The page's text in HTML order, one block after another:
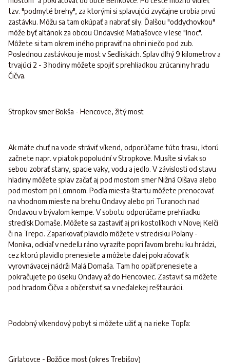
tzv. "podmyté brehy", za ktorými si splavujúci zvyčajne urobia prvú
zastávku. Môžu sa tam okúpať a nabrať sily. Ďalšou "oddychovkou"
môže byť altánok za obcou Ondavské Matiašovce v lese "Inoc".
Môžete si tam okrem iného pripraviť na ohni niečo pod zub.
Poslednou zastávkou je most v Sedliskách. Splav dlhý 9 kilometrov a
trvajúci 2 - 3 hodiny môžete spojiť s prehliadkou zrúcaniny hradu
Čičva.
Stropkov smer Bokša - Hencovce, žltý most
Ak máte chuť na vode stráviť víkend, odporúčame túto trasu, ktorú
začnete napr. v piatok popoludní v Stropkove. Musíte si však so
sebou zobrať stany, spacie vaky, vodu a jedlo. V závislosti od stavu
hladiny môžete splav začať aj pod mostom smer Nižná Olšava alebo
pod mostom pri Lomnom. Podľa miesta štartu môžete prenocovať
na vhodnom mieste na brehu Ondavy alebo pri Turanoch nad
Ondavou v bývalom kempe. V sobotu odporúčame prehliadku
stredísk Domaše. Môžete sa zastaviť aj pri kostolíkoch v Novej Kelči
či na Trepci. Zaparkovať plavidlo môžete v stredisku Poľany -
Monika, odkiaľ v nedeľu ráno vyrazíte popri ľavom brehu ku hrádzi,
cez ktorú plavidlo prenesiete a môžete ďalej pokračovať k
vyrovnávacej nádrži Malá Domaša. Tam ho opäť prenesiete a
pokračujete po úseku Ondavy až do Hencoviec. Zastaviť sa môžete
pod hradom Čičva a občerstviť sa v neďalekej reštaurácii.
Podobný víkendový pobyt si môžete užiť aj na rieke Topľa:
Girlatovce - Božčice most (okres Trebišov)